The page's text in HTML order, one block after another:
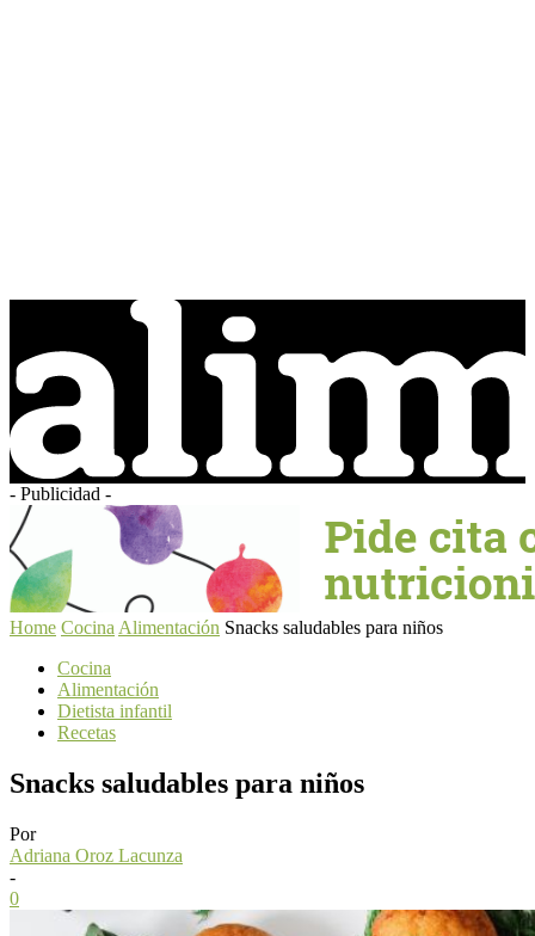
- Publicidad -
Home Cocina Alimentación Snacks saludables para niños
Cocina
Alimentación
Dietista infantil
Recetas
Snacks saludables para niños
Por
Adriana Oroz Lacunza
-
0